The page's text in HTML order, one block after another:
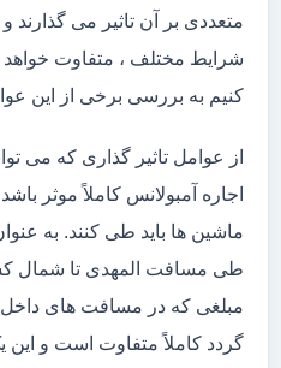
متعددی بر آن تاثیر می گذارند
شرایط مختلف ، متفاوت
کنیم به بررسی برخی از این
از عوامل تاثیر گذاری که می
اجاره آمبولانس کاملاً موثر
ماشین ها باید طی کنند. به
طی مسافت المهدی تا شمال
مبلغی که در مسافت های
گردد کاملاً متفاوت است و این